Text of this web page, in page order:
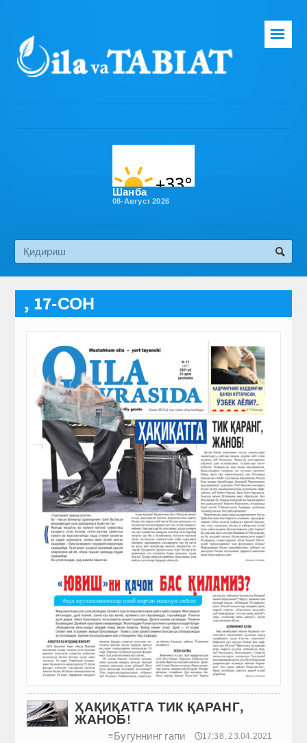
Бош саҳифа
Эко медиа
☰
Шанба
08-Август 2026
, 17-СОН
ҲАҚИҚАТГА ТИК ҚАРАНГ,
ЖАНОБ!
≡Бугуннинг гапи
🕔17:38, 23.04.2021